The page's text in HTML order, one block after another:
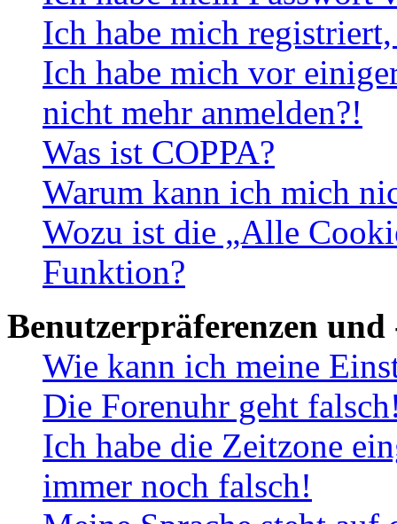
Ich habe mich
Ich habe mich vor
nicht mehr anmelden?!
Was ist COPPA?
Warum kann ich mich
Wozu ist die „Alle
Funktion?
Benutzerpräferenzen und
Wie kann ich meine
Die Forenuhr geht
Ich habe die Zeitzone
immer noch falsch!